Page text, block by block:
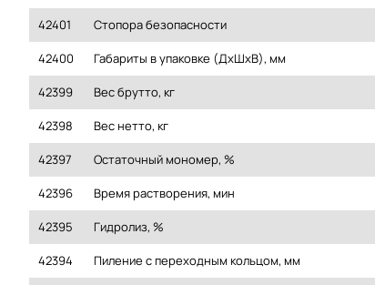
42401 Стопора безопасности
42400 Габариты в упаковке (ДхШхВ), мм
42399 Вес брутто, кг
42398 Вес нетто, кг
42397 Остаточный мономер, %
42396 Время растворения, мин
42395 Гидролиз, %
42394 Пиление с переходным кольцом, мм